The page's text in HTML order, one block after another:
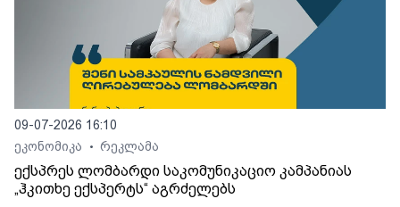
09-07-2026 16:10
ეკონომიკა
• რეკლამა
ექსპრეს ლომბარდი საკომუნიკაციო კამპანიას
„ჰკითხე ექსპერტს“ აგრძელებს